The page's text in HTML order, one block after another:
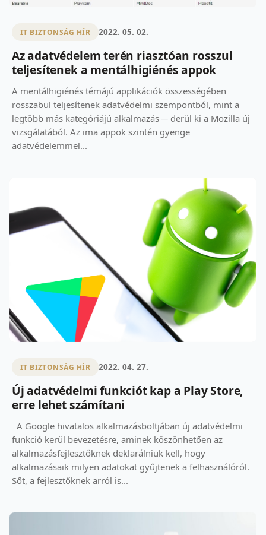
IT BIZTONSÁG HÍR 2022. 05. 02.
Az adatvédelem terén riasztóan rosszul
teljesítenek a mentálhigiénés appok
A mentálhigiénés témájú applikációk összességében
rosszabul teljesítenek adatvédelmi szempontból, mint a
legtöbb más kategóriájú alkalmazás ─ derül ki a Mozilla új
vizsgálatából. Az ima appok szintén gyenge
adatvédelemmel...
IT BIZTONSÁG HÍR 2022. 04. 27.
Új adatvédelmi funkciót kap a Play Store,
erre lehet számítani
A Google hivatalos alkalmazásboltjában új adatvédelmi
funkció kerül bevezetésre, aminek köszönhetően az
alkalmazásfejlesztőknek deklarálniuk kell, hogy
alkalmazásaik milyen adatokat gyűjtenek a felhasználóról.
Sőt, a fejlesztőknek arról is...